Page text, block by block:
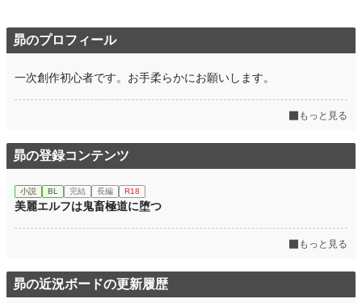
昴のプロフィール
一次創作初心者です。お手柔らかにお願いします。
もっと見る
昴の登録コンテンツ
小説 BL 完結 長編 R18
美麗エルフは鬼畜極道に堕つ
もっと見る
昴の近況ボードの更新履歴